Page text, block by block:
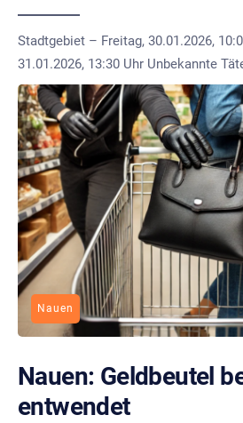
Stadtgebiet – Freitag, 30.01.2026,
31.01.2026, 13:30 Uhr Unbekannte
Nauen
Nauen: Geldbeutel
entwendet